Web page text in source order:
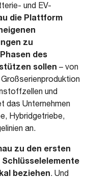
und EV-
die Plattform
zu
des
sollen – von
und
das Unternehmen
Hybridgetriebe,
an.
zu den ersten
beziehen. Und